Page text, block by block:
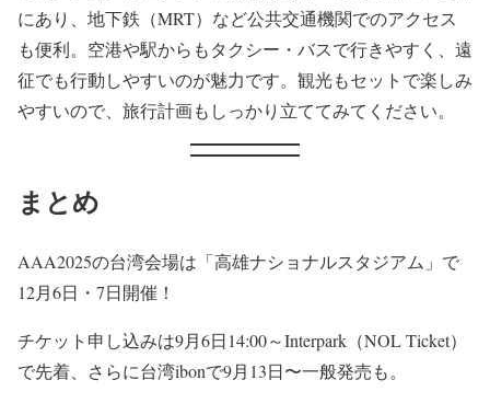
にあり、地下鉄（MRT）など公共交通機関でのアクセス
も便利。空港や駅からもタクシー・バスで行きやすく、遠
征でも行動しやすいのが魅力です。観光もセットで楽しみ
やすいので、旅行計画もしっかり立ててみてください。
まとめ
AAA2025の台湾会場は「高雄ナショナルスタジアム」で
12月6日・7日開催！
チケット申し込みは9月6日14:00～Interpark（NOL Ticket）
で先着、さらに台湾ibonで9月13日〜一般発売も。